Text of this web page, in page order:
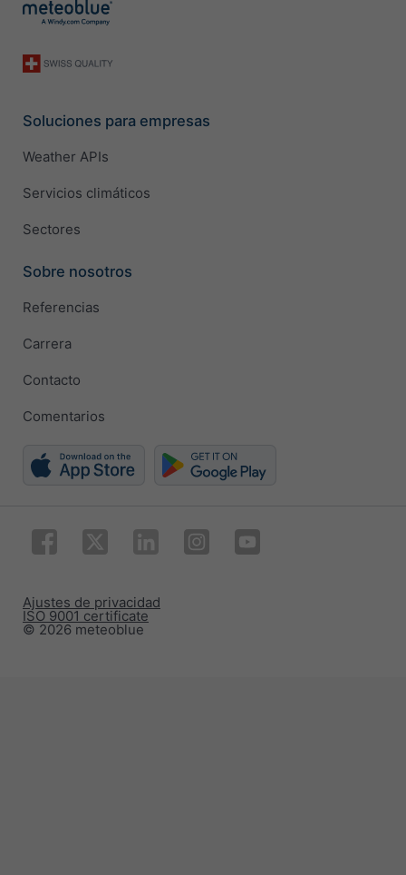
Soluciones para empresas
Weather APIs
Servicios climáticos
Sectores
Sobre nosotros
Referencias
Carrera
Contacto
Comentarios
© 2026 meteoblue
ISO 9001 certificate
Ajustes de privacidad